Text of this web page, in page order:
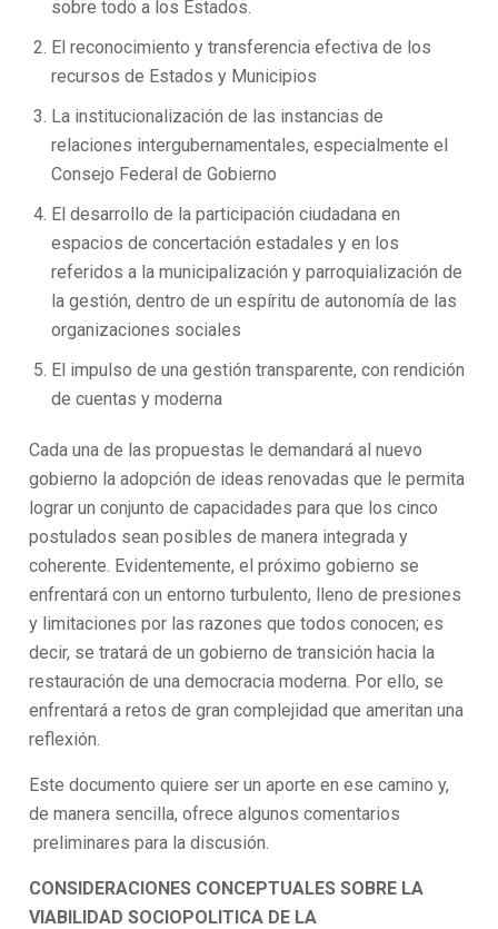
sobre todo a los Estados.
El reconocimiento y transferencia efectiva de los
recursos de Estados y Municipios
La institucionalización de las instancias de
relaciones intergubernamentales, especialmente el
Consejo Federal de Gobierno
El desarrollo de la participación ciudadana en
espacios de concertación estadales y en los
referidos a la municipalización y parroquialización de
la gestión, dentro de un espíritu de autonomía de las
organizaciones sociales
El impulso de una gestión transparente, con rendición
de cuentas y moderna
Cada una de las propuestas le demandará al nuevo
gobierno la adopción de ideas renovadas que le permita
lograr un conjunto de capacidades para que los cinco
postulados sean posibles de manera integrada y
coherente. Evidentemente, el próximo gobierno se
enfrentará con un entorno turbulento, lleno de presiones
y limitaciones por las razones que todos conocen; es
decir, se tratará de un gobierno de transición hacia la
restauración de una democracia moderna. Por ello, se
enfrentará a retos de gran complejidad que ameritan una
reflexión.
Este documento quiere ser un aporte en ese camino y,
de manera sencilla, ofrece algunos comentarios
preliminares para la discusión.
CONSIDERACIONES CONCEPTUALES SOBRE LA
VIABILIDAD SOCIOPOLITICA DE LA